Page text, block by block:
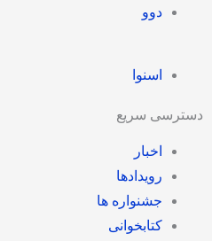
دوو
اسنوا
دسترسی سریع
اخبار
رویدادها
جشنواره ها
کتابخوانی